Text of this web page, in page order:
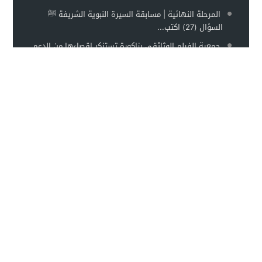
المرحلة النهائية | مسابقة السيرة النبوية الشريفة ﷺ
السؤال (27) اكتب...
جمعية الفيلم الوثائقي بزاكورة تستنكر إقصاءها من الدعم